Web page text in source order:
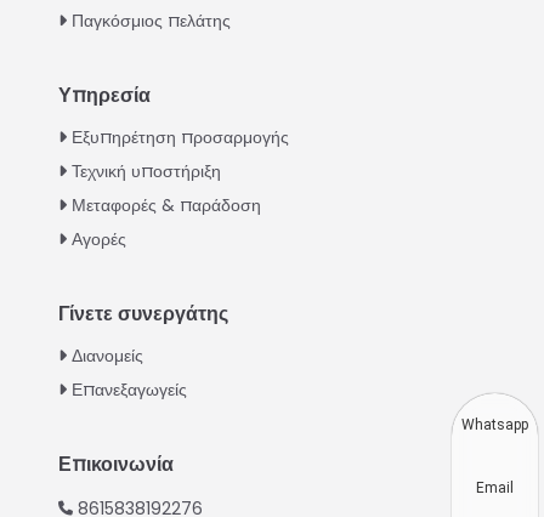
Παγκόσμιος πελάτης
Υπηρεσία
Εξυπηρέτηση προσαρμογής
Τεχνική υποστήριξη
Μεταφορές & παράδοση
Αγορές
Γίνετε συνεργάτης
Διανομείς
Επανεξαγωγείς
Επικοινωνία
8615838192276
Whatsapp
Email